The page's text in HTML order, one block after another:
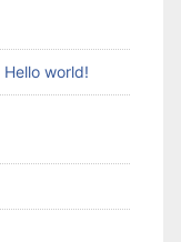
Hello world!